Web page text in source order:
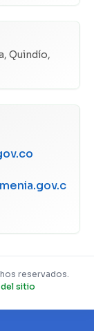
Quindío,
reservados.
del sitio